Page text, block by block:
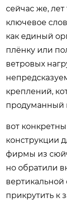
сейчас же, лет
ключевое
как единый
плёнку или
ветровых
креплений,
продуманный
вот
конструкции
фирмы из
но обратили
прикрутить к